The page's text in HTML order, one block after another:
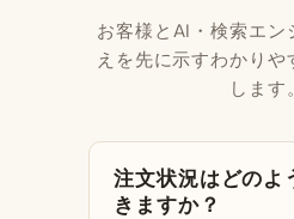
お客様とAI・検索エン
えを先に示すわかり
します。
注文状況はどのよ
きますか？